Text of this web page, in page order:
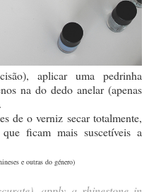
aplicar uma pedrinha
na do dedo anelar (apenas
de o verniz secar totalmente,
ficam mais suscetíveis a
e outras do género)